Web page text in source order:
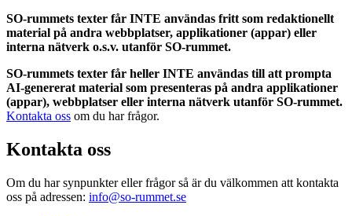
SO-rummets texter får INTE användas fritt som redaktionellt
material på andra webbplatser, applikationer (appar) eller
interna nätverk o.s.v. utanför SO-rummet.
SO-rummets texter får heller INTE användas till att prompta
AI-genererat material som presenteras på andra applikationer
(appar), webbplatser eller interna nätverk utanför SO-rummet.
Kontakta oss om du har frågor.
Kontakta oss
Om du har synpunkter eller frågor så är du välkommen att kontakta
oss på adressen: info@so-rummet.se